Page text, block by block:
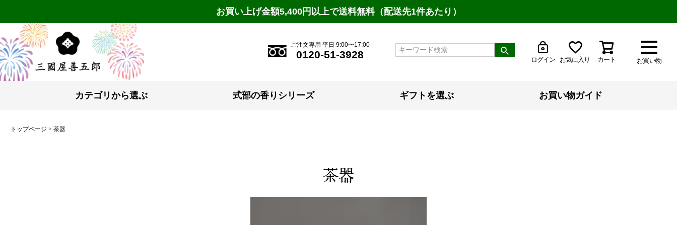
お買い上げ金額5,400円以上で送料無料（配送先1件あたり）
お買い物
ご注文専用 平日 9:00〜17:00
0120-51-3928 ログイン お気に入り カート
カテゴリから選ぶ 式部の香りシリーズ ギフトを選ぶ お買い物ガイド
トップページ 茶器
茶器